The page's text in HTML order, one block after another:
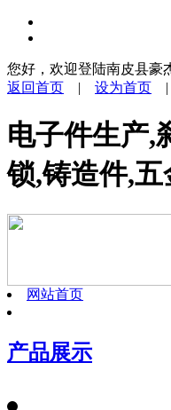
您好，欢迎登陆南皮县豪
返回首页 | 设为首页
电子件生产,
锁,铸造件,
网站首页
产品展示